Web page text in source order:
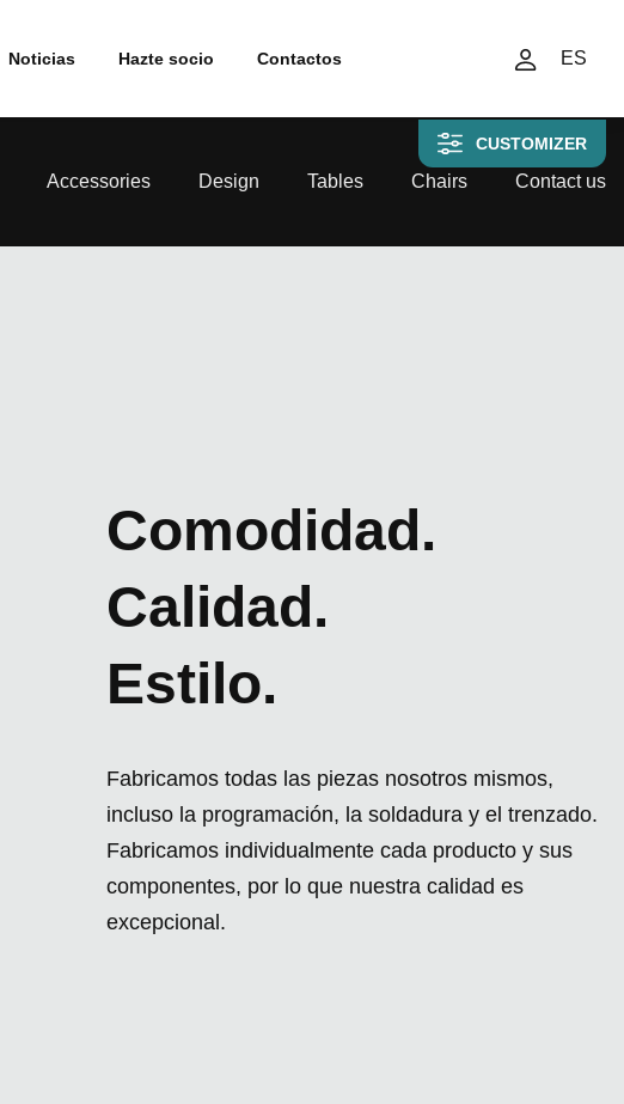
Noticias Hazte socio Contactos ES
CUSTOMIZER
Accessories Design Tables Chairs Contact us
Comodidad.
Calidad.
Estilo.
Fabricamos todas las piezas nosotros mismos,
incluso la programación, la soldadura y el trenzado.
Fabricamos individualmente cada producto y sus
componentes, por lo que nuestra calidad es
excepcional.